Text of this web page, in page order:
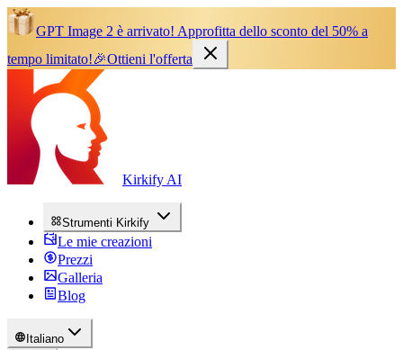
GPT Image 2 è arrivato! Approfitta dello sconto del 50% a
tempo limitato!🎉Ottieni l'offerta
Kirkify AI
Strumenti Kirkify
Le mie creazioni
Prezzi
Galleria
Blog
Italiano